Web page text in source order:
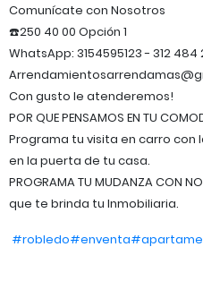
Comunícate con Nosotros
☎️250 40 00 Opción 1
WhatsApp: 3154595123 - 312 484
Con gusto le atenderemos!
POR QUE PENSAMOS EN TU
Programa tu visita en carro con
en la puerta de tu casa.
PROGRAMA TU MUDANZA CON
que te brinda tu Inmobiliaria.